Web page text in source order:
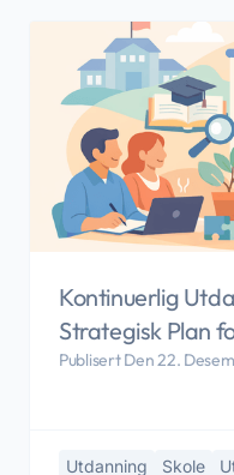
Kontinuerlig
Strategisk Plan
Publisert Den 22.
Utdanning Skole